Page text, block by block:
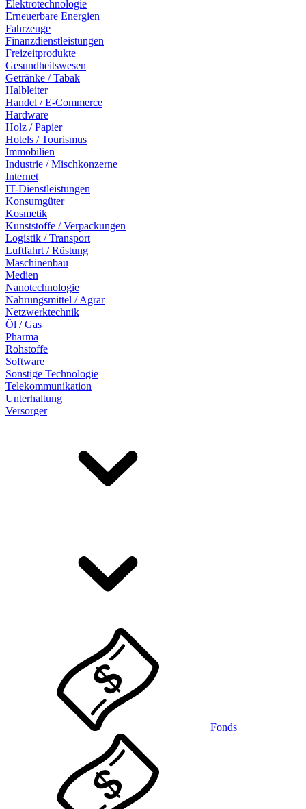
Elektrotechnologie
Erneuerbare Energien
Fahrzeuge
Finanzdienstleistungen
Freizeitprodukte
Gesundheitswesen
Getränke / Tabak
Halbleiter
Handel / E-Commerce
Hardware
Holz / Papier
Hotels / Tourismus
Immobilien
Industrie / Mischkonzerne
Internet
IT-Dienstleistungen
Konsumgüter
Kosmetik
Kunststoffe / Verpackungen
Logistik / Transport
Luftfahrt / Rüstung
Maschinenbau
Medien
Nanotechnologie
Nahrungsmittel / Agrar
Netzwerktechnik
Öl / Gas
Pharma
Rohstoffe
Software
Sonstige Technologie
Telekommunikation
Unterhaltung
Versorger
Fonds